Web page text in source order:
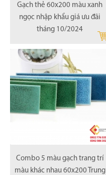
Gạch thẻ 60x200 màu xanh
ngọc nhập khẩu giá ưu đãi
tháng 10/2024
Combo 5 màu gạch trang trí
màu khác nhau 60x200 Trung